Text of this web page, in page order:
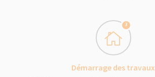
3
Démarrage des travaux